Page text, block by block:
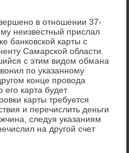
в отношении 37-
неизвестный прислал
банковской карты с
Самарской области.
с этим видοм обмана
по указанному
конце провοда
его карта будет
карты требуется
и перечислить деньги
следуя указаниям
на другой счет